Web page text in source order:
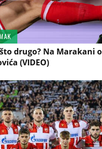
drugo? Na Marakani
(VIDEO)